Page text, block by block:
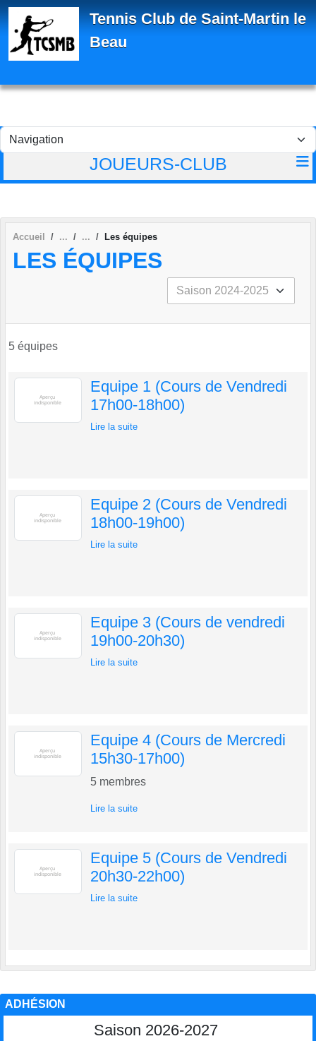
Tennis Club de Saint-Martin le
Beau
JOUEURS-CLUB
Accueil Les équipes
LES ÉQUIPES
5 équipes
Equipe 1 (Cours de Vendredi
17h00-18h00)
Lire la suite
Equipe 2 (Cours de Vendredi
18h00-19h00)
Lire la suite
Equipe 3 (Cours de vendredi
19h00-20h30)
Lire la suite
Equipe 4 (Cours de Mercredi
15h30-17h00)
5 membres
Lire la suite
Equipe 5 (Cours de Vendredi
20h30-22h00)
Lire la suite
ADHÉSION
Saison 2026-2027
Panneau de gestion des cookies